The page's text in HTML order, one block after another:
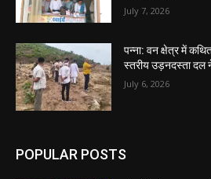
July 7, 2026
पन्ना: वन क्षेत्र में
स्तरीय उड़नदस्ता दल ने
July 6, 2026
POPULAR POSTS